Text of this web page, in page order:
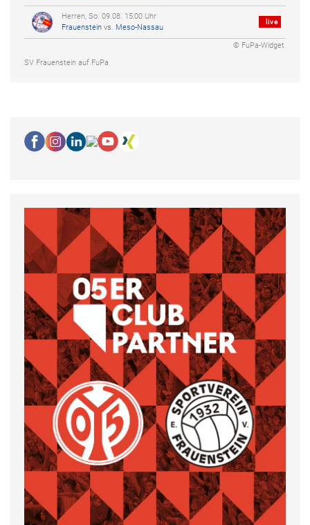
Herren, So. 09.08. 15:00 Uhr
Frauenstein vs. Meso-Nassau
live
© FuPa-Widget
SV Frauenstein auf FuPa